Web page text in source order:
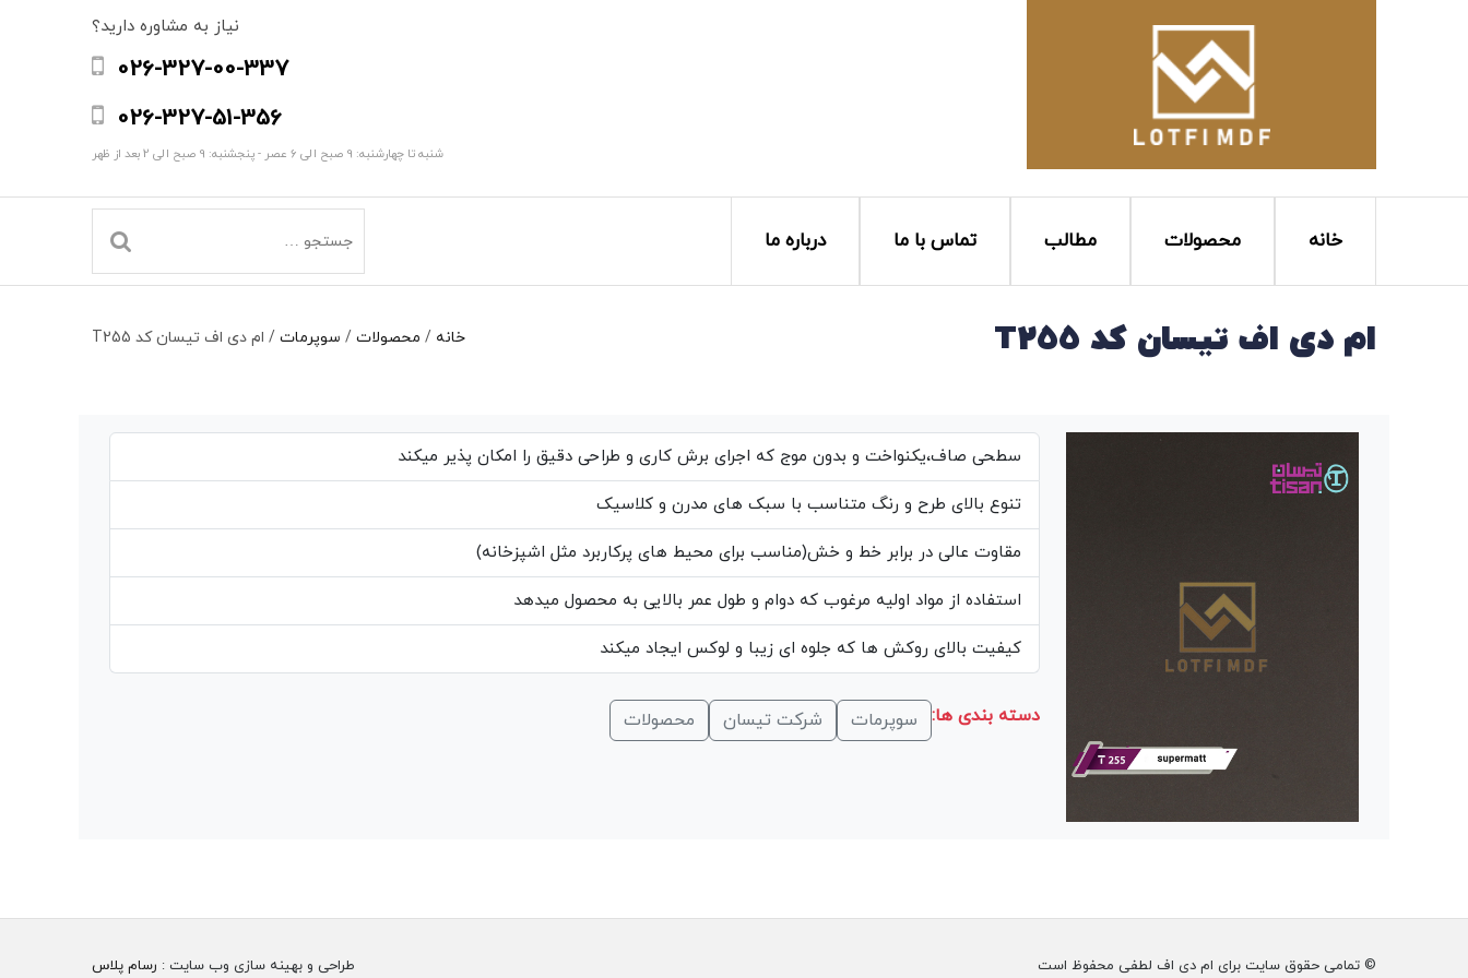
نیاز به مشاوره دارید؟
026-327-00-337
026-327-51-356
شنبه تا چهارشنبه: 9 صبح الی 6 عصر - پنجشنبه: 9 صبح الی 2 بعد از ظهر
خانه محصولات مطالب تماس با ما درباره ما
ام دی اف تیسان کد T255 خانه / محصولات / سوپرمات / ام دی اف تیسان کد T255
سطحی صاف،یکنواخت و بدون موج که اجرای برش کاری و طراحی دقیق را امکان پذیر میکند
تنوع بالای طرح و رنگ متناسب با سبک های مدرن و کلاسیک
مقاوت عالی در برابر خط و خش(مناسب برای محیط های پرکاربرد مثل اشپزخانه)
استفاده از مواد اولیه مرغوب که دوام و طول عمر بالایی به محصول میدهد
کیفیت بالای روکش ها که جلوه ای زیبا و لوکس ایجاد میکند
دسته بندی ها: سوپرمات شرکت تیسان محصولات
© تمامی حقوق سایت برای ام دی اف لطفی محفوظ است طراحی و بهینه سازی وب سایت : رسام پلاس